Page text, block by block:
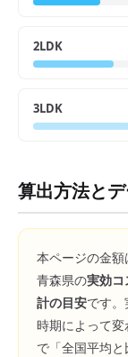
2LDK
3LDK
算出方法と
本ページの金
青森県の実効コ
計の目安です。
時期によって
で「全国平均